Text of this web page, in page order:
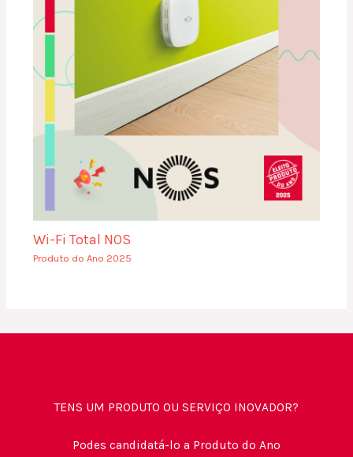
Wi-Fi Total NOS
Produto do Ano 2025
TENS UM PRODUTO OU SERVIÇO INOVADOR?
Podes candidatá-lo a Produto do Ano